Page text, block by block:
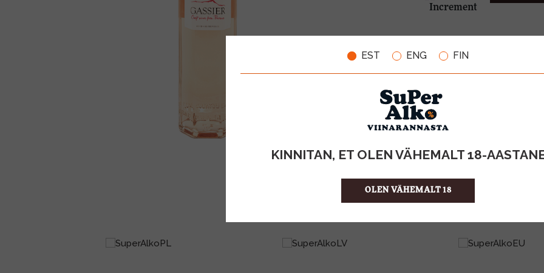
EST ENG FIN
KINNITAN, ET OLEN VÄHEMALT 18-
OLEN VÄHEMALT 18
MAHT
PÄRITOLURIIK
TOOTE LIIK
ÜHIKU HIND
KOOD
KOGUS KASTIS